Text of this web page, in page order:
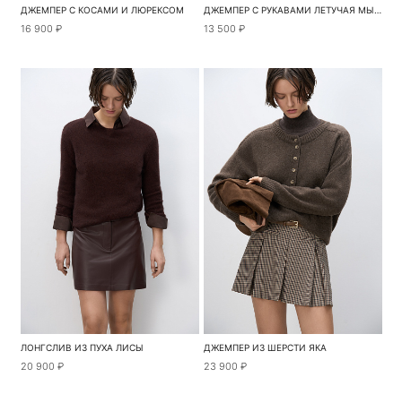
ДЖЕМПЕР С КОСАМИ И ЛЮРЕКСОМ
16 900 ₽
ДЖЕМПЕР С РУКАВАМИ ЛЕТУЧАЯ МЫШЬ
13 500 ₽
ЛОНГСЛИВ ИЗ ПУХА ЛИСЫ
20 900 ₽
ДЖЕМПЕР ИЗ ШЕРСТИ ЯКА
23 900 ₽